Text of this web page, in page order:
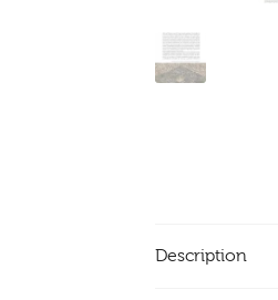
Description